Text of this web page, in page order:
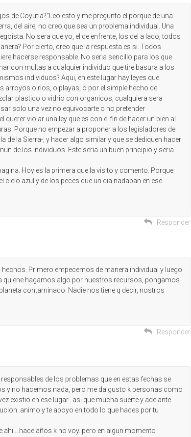
de Coyutla?"Leo esto y me pregunto el porque de una
del aire, no creo que sea un problema individual. Una
No sera que yo, el de enfrente, los del a lado, todos
Por cierto, creo que la respuesta es si. Todos
hacerse responsable. No seria sencillo para los que
con multas a cualquier individuo que tire basura a los
individuos? Aqui, en este lugar hay leyes que
arroyos o rios, o playas, o por el simple hecho de
plastico o vidrio con organicos, cualquiera sera
solo una vez no equivocarte o no pretender
violar una ley que es con el fin de hacer un bien al
Porque no empezar a proponer a los legisladores de
de la Sierra-; y hacer algo similar y que se dediquen hacer
de los individuos. Este seria un buen principio y seria
Hoy es la primera que la visito y comento. Porque
azul y de los peces que un dia nadaban en ese
Responder
Primero empecemos de manera individual y luego
quiene hagamos algo por nuestros recursos, pongamos
contaminado. Nadie nos tiene q decir, nostros
Responder
de los problemas que en estas fechas se
y no hacemos nada, pero me da gusto k personas como
existio en ese lugar.. asi que mucha suerte y adelante
y te apoyo en todo lo que haces por tu
años k no voy..pero en algun momento